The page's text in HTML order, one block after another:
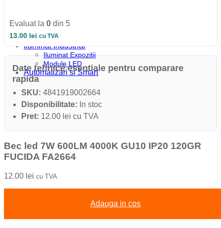
Iluminat Industrial
Iluminat Industrial LED
Iluminat stradal
Iluminat Industrial
Iluminat Expozitii
Module LED
Automatizari si Smart
Evaluat la 0 din 5
13.00 lei cu TVA
Date tehnice esentiale pentru comparare
rapida
SKU: 4841919002664
Disponibilitate: In stoc
Pret: 12.00 lei cu TVA
Bec led 7W 600LM 4000K GU10 IP20 120GR
FUCIDA FA2664
12.00 lei cu TVA
Adauga in cos